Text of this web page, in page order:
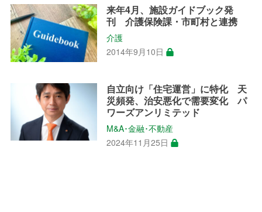
来年4月、施設ガイドブック発
刊 介護保険課・市町村と連携
介護
2014年9月10日
自立向け「住宅運営」に特化 天
災頻発、治安悪化で需要変化 パ
ワーズアンリミテッド
M&A･金融･不動産
2024年11月25日